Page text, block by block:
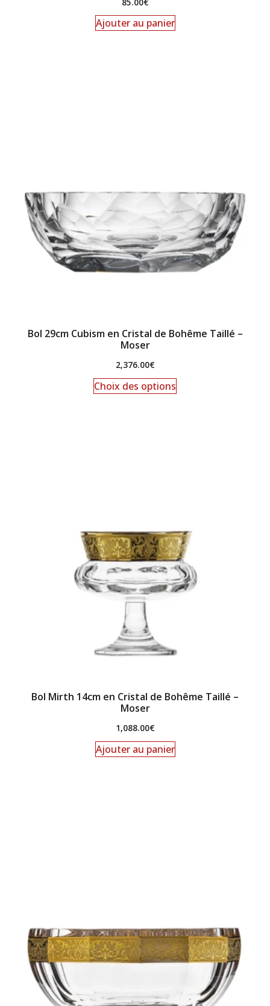
Ajouter au panier
Bol 29cm Cubism en Cristal de Bohême Taillé –
Moser
2,376.00€
Choix des options
Bol Mirth 14cm en Cristal de Bohême Taillé –
Moser
1,088.00€
Ajouter au panier